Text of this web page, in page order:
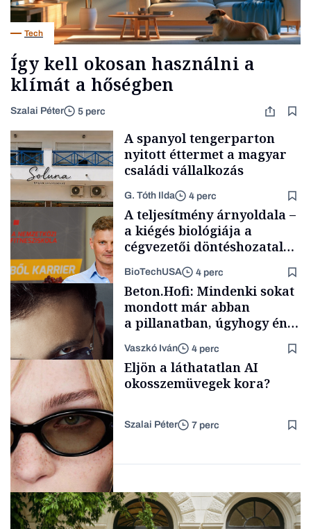
Tech
Így kell okosan használni a
klímát a hőségben
Szalai Péter 5 perc
Gasztró
A spanyol tengerparton
nyitott éttermet a magyar
családi vállalkozás
G. Tóth Ilda 4 perc
Content Lab HUB
A teljesítmény árnyoldala –
a kiégés biológiája a
cégvezetői döntéshozatal
BioTechUSA 4 perc
Forbes-sztori
Beton.Hofi: Mindenki sokat
mondott már abban
a pillanatban, úgyhogy én
a legsarkosabb
gondolataimat akartam
kimondani
Vaszkó Iván 4 perc
AI
Eljön a láthatatlan AI
okosszemüvegek kora?
Szalai Péter 7 perc